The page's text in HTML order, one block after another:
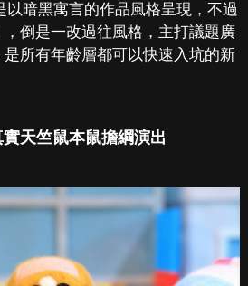
以暗黑寓言的作品風格呈現，不過
倒是一改過往風格，主打議題廣
所有年齡層都可以快速入坑的新
天竺鼠本鼠擔綱演出